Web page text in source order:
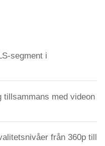
segment i
tillsammans med videon
från 360p till